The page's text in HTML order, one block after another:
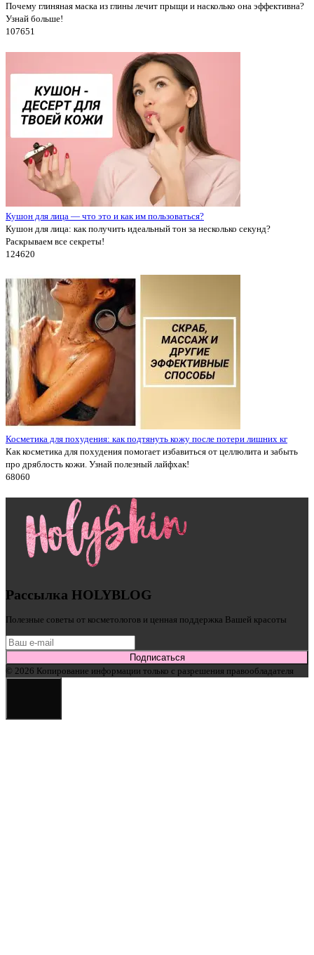
Почему глиняная маска из глины лечит прыщи и насколько она эффективна?
Узнай больше!
107651
Кушон для лица — что это и как им пользоваться?
Кушон для лица: как получить идеальный тон за несколько секунд?
Раскрываем все секреты!
124620
Косметика для похудения: как подтянуть кожу после потери лишних кг
Как косметика для похудения помогает избавиться от целлюлита и забыть
про дряблость кожи. Узнай полезный лайфхак!
68060
Рассылка HOLYBLOG
Полезные советы от косметологов и ценная поддержка Вашей красоты
Подписаться
© 2026 Копирование информации только с разрешения правообладателя